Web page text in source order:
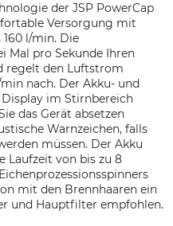
der JSP PowerCap
Versorgung mit
l/min. Die
Mal pro Sekunde Ihren
regelt den Luftstrom
nach. Der Akku- und
im Stirnbereich
das Gerät absetzen
Warnzeichen, falls
müssen. Der Akku
Laufzeit von bis zu 8
mit den Brennhaaren ein
und Hauptfilter empfohlen.